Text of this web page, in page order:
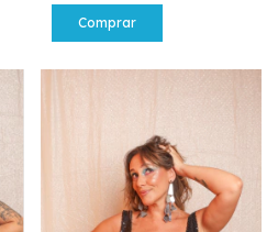
Comprar